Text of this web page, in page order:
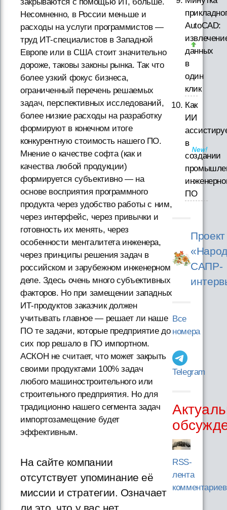
Несомненно, в России меньше и
расходы на услуги программистов —
труд ИТ-специалистов в Западной
Европе или в США стоит значительно
дороже, таковы законы рынка. Так что
более узкий фокус бизнеса,
ограниченный перечень решаемых
задач, перспективных исследований,
более низкие расходы на разработку
формируют в конечном итоге
конкурентную стоимость нашего ПО.
Мнение о качестве софта (как и
качества любой продукции)
формируется субъективно — на
основе восприятия программного
продукта через удобство работы с ним,
через интерфейс, через привычки и
готовность их менять, через
особенности менталитета инженера,
через принципы решения задач в
российском и зарубежном инженерном
деле. Здесь очень много субъективных
факторов. Но при замещении западных
ИТ-продуктов заказчик должен
учитывать главное — решает ли наше
ПО те задачи, которые предприятие до
сих пор решало в ПО импортном.
АСКОН не считает, что может закрыть
своими продуктами 100% задач
любого машиностроительного или
строительного предприятия. Но для
традиционно нашего сегмента задач
импортозамещение будет
эффективным.
На сайте компании
отсутствует упоминание её
миссии и стратегии. Означает
AutoCAD:
данных
в
один
клик
Как
ИИ
в
создании
ПО
Проект
САПР-
Все
номера
Telegram
RSS-
лента
комментариев